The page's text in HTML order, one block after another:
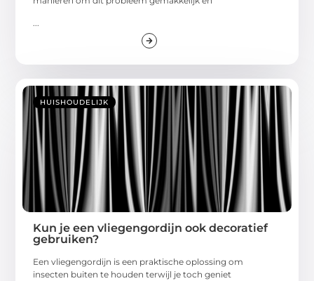
...
HUISHOUDELIJK
Kun je een vliegengordijn ook decoratief
gebruiken?
Een vliegengordijn is een praktische oplossing om
insecten buiten te houden terwijl je toch geniet